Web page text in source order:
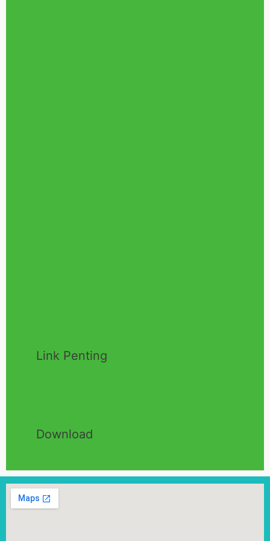
Link Penting
Download